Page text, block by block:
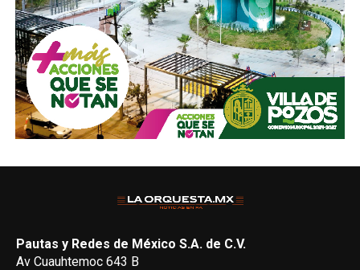
Pautas y Redes de México S.A. de C.V.
Av Cuauhtemoc 643 B